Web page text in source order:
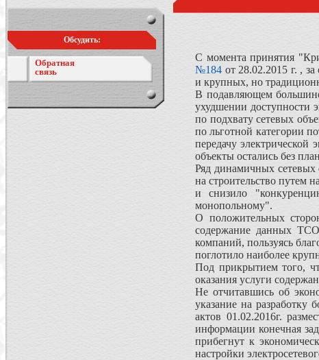
Обсудить:
Обратная
связь
С момента принятия
№184 от 28.02.2015 г. ,
и крупных, но
В подавляющем
ухудшении доступности
по подхвату сетевых
по льготной категории
передачу электрической
объекты остались без
Ряд динамичных
на строительство путем
и снизило
монопольному".
О положительных
содержание данных ТСО
компаний, пользуясь
поглотило наиболее
Под прикрытием того,
оказания услуги
Не отчитавшись об
указание на
актов 01.02.2016г.
информации конечная
прибегнут к
настройки